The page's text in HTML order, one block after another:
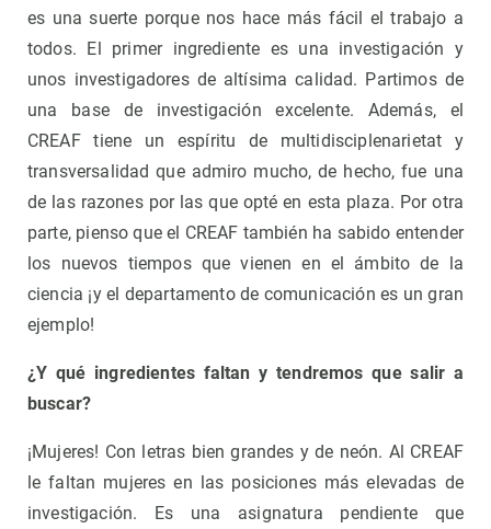
es una suerte porque nos hace más fácil el trabajo a
todos. El primer ingrediente es una investigación y
unos investigadores de altísima calidad. Partimos de
una base de investigación excelente. Además, el
CREAF tiene un espíritu de multidisciplenarietat y
transversalidad que admiro mucho, de hecho, fue una
de las razones por las que opté en esta plaza. Por otra
parte, pienso que el CREAF también ha sabido entender
los nuevos tiempos que vienen en el ámbito de la
ciencia ¡y el departamento de comunicación es un gran
ejemplo!
¿Y qué ingredientes faltan y tendremos que salir a
buscar?
¡Mujeres! Con letras bien grandes y de neón. Al CREAF
le faltan mujeres en las posiciones más elevadas de
investigación. Es una asignatura pendiente que